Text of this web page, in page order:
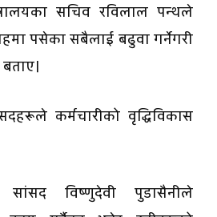
सचिव रविलाल पन्थले
पसेका सबैलाई बढुवा गर्नेगरी
कर्मचारीको वृद्धिविकास
सांसद विष्णुदेवी पुडासैनीले